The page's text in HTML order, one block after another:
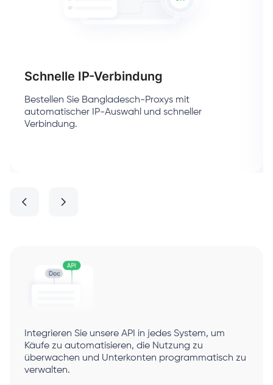
Schnelle IP-Verbindung
Bestellen Sie Bangladesch-Proxys mit
automatischer IP-Auswahl und schneller
Verbindung.
Integrieren Sie unsere API in jedes System, um
Käufe zu automatisieren, die Nutzung zu
überwachen und Unterkonten programmatisch zu
verwalten.